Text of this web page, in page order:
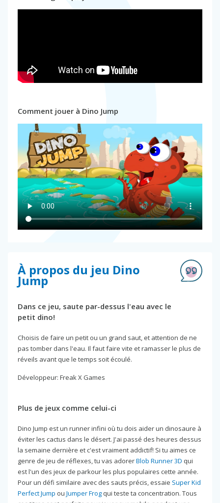
Comment jouer à Dino Jump
À propos du jeu Dino
Jump
Dans ce jeu, saute par-dessus l'eau avec le
petit dino!
Choisis de faire un petit ou un grand saut, et attention de ne
pas tomber dans l'eau. Il faut faire vite et ramasser le plus de
réveils avant que le temps soit écoulé.
Développeur: Freak X Games
Plus de jeux comme celui-ci
Dino Jump est un runner infini où tu dois aider un dinosaure à
éviter les cactus dans le désert. J'ai passé des heures dessus
la semaine dernière et c'est vraiment addictif! Si tu aimes ce
genre de jeu de réflexes, tu vas adorerBlob Runner 3D qui
est l'un des jeux de parkour les plus populaires cette année.
Pour un défi similaire avec des sauts précis, essaie Super Kid
Perfect Jump ou Jumper Frog qui teste ta concentration. Tous